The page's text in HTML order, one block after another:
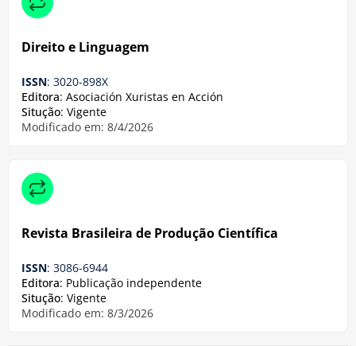
Direito e Linguagem
ISSN: 3020-898X
Editora: Asociación Xuristas en Acción
Situção: Vigente
Modificado em: 8/4/2026
Revista Brasileira de Produção Científica
ISSN: 3086-6944
Editora: Publicação independente
Situção: Vigente
Modificado em: 8/3/2026